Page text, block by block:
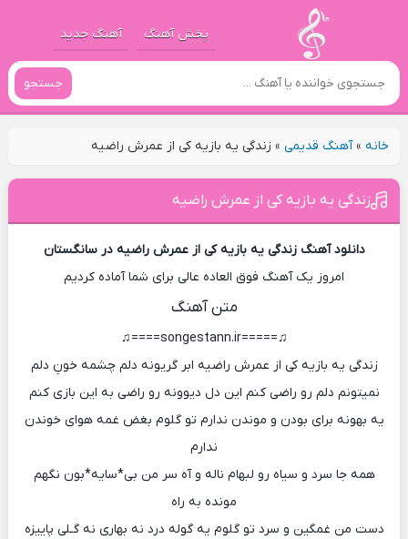
پخش آهنگ آهنگ جدید
جستجو
خانه»آهنگ قدیمی» زندگی یه بازیه کی از عمرش راضیه
زندگی یه بازیه کی از عمرش راضیه
دانلود آهنگ زندگی یه بازیه کی از عمرش راضیه در سانگستان
امروز یک آهنگ فوق العاده عالی برای شما آماده کردیم
متن آهنگ
♫=====songestann.ir====♫
زندگی یه بازیه کی از عمرش راضیه ابر گریونه دلم چشمه خونِ دلم
نمیتونم دلم رو راضی کنم این دل دیوونه رو راضی به این بازی کنم
یه بهونه برای بودن و موندن ندارم تو گلوم بغض غمه هوای خوندن
ندارم
همه جا سرد و سیاه رو لبهام ناله و آه سر من بی*سایه*بون نگهم
مونده به راه
دست من غمگین و سرد تو گلوم یه گوله درد نه بهاری نه گـلی پاییزه